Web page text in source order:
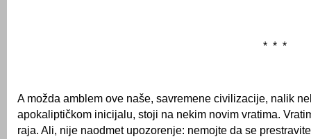
* * *
A možda amblem ove naše, savremene civilizacije, nalik
apokaliptičkom inicijalu, stoji na nekim novim vratima.
raja. Ali, nije naodmet upozorenje: nemojte da se